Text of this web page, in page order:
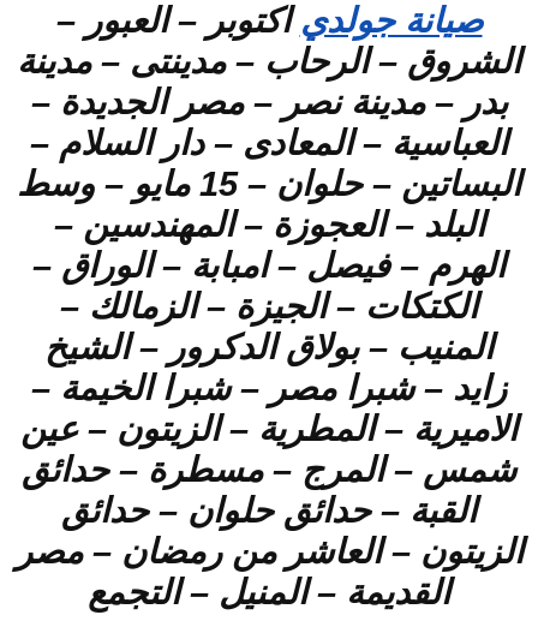
صيانة جولدياكتوبر – العبور –
الشروق – الرحاب – مدينتى – مدينة
بدر – مدينة نصر – مصر الجديدة –
العباسية – المعادى – دار السلام –
البساتين – حلوان – 15 مايو – وسط
البلد – العجوزة – المهندسين –
الهرم – فيصل – امبابة – الوراق –
الكتكات – الجيزة – الزمالك –
المنيب – بولاق الدكرور – الشيخ
زايد – شبرا مصر – شبرا الخيمة –
الاميرية – المطرية – الزيتون – عين
شمس – المرج – مسطرة – حدائق
القبة – حدائق حلوان – حدائق
الزيتون – العاشر من رمضان – مصر
القديمة – المنيل – التجمع